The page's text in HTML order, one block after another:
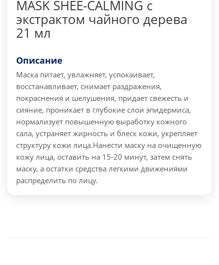
MASK SHEE-CALMING с
экстрактом чайного дерева
21 мл
Описание
Маска питает, увлажняет, успокаивает,
восстанавливает, снимает раздражения,
покраснения и шелушения, придает свежесть и
сияние, проникает в глубокие слои эпидермиса,
нормализует повышенную выработку кожного
сала, устраняет жирность и блеск кожи, укрепляет
структуру кожи лица.Нанести маску на очищенную
кожу лица, оставить на 15-20 минут, затем снять
маску, а остатки средства легкими движениями
распределить по лицу.